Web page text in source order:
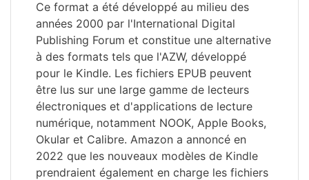
Ce format a été développé au milieu des
années 2000 par l'International Digital
Publishing Forum et constitue une alternative
à des formats tels que l'AZW, développé
pour le Kindle. Les fichiers EPUB peuvent
être lus sur une large gamme de lecteurs
électroniques et d'applications de lecture
numérique, notamment NOOK, Apple Books,
Okular et Calibre. Amazon a annoncé en
2022 que les nouveaux modèles de Kindle
prendraient également en charge les fichiers